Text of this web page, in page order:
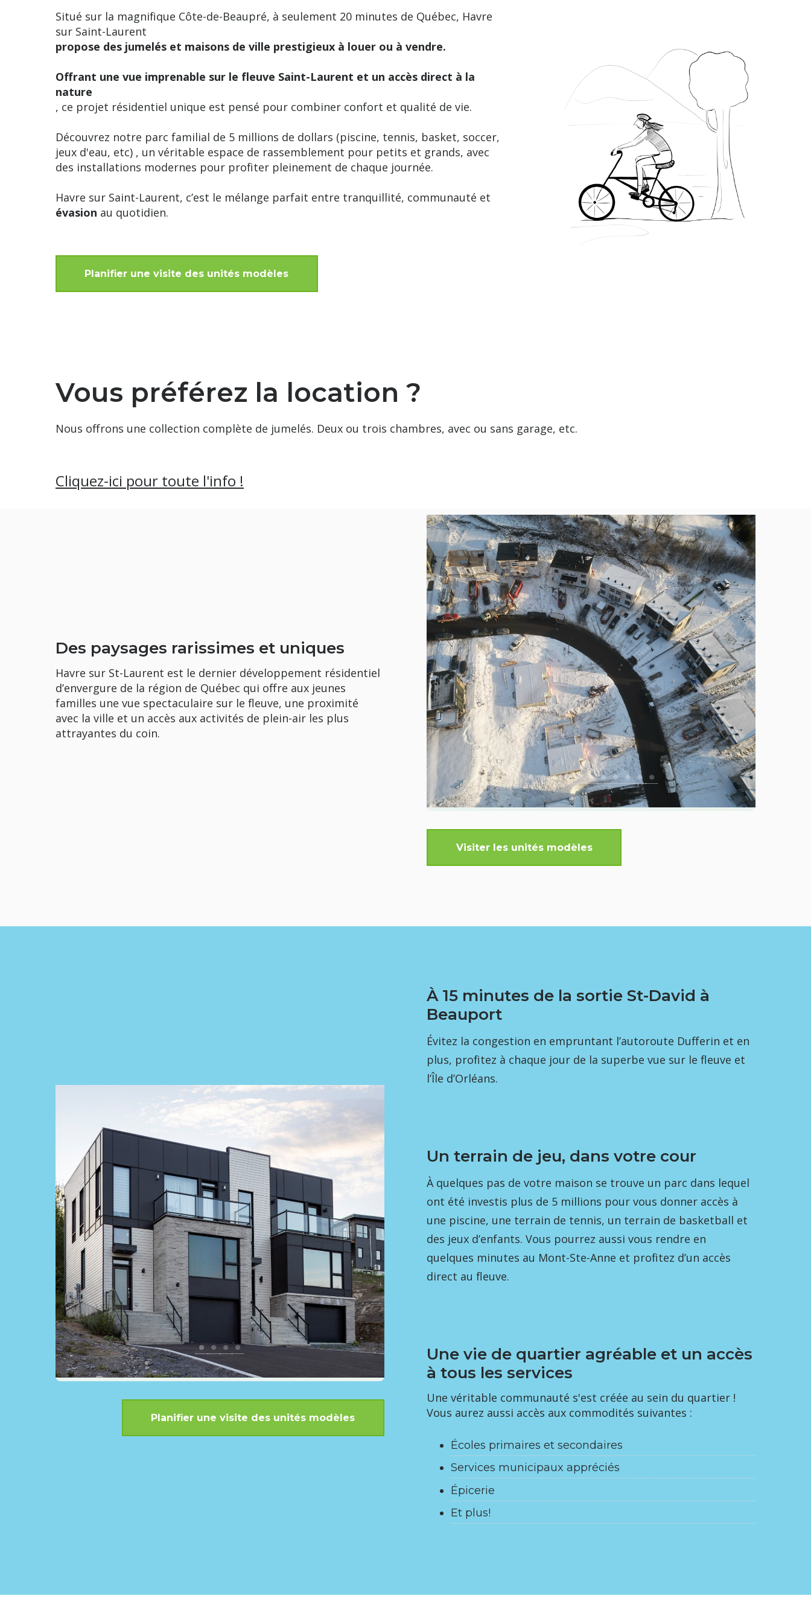
Situé sur la magnifique Côte-de-Beaupré, à seulement 20 minutes de Québec, Havre
sur Saint-Laurent
propose des jumelés et maisons de ville prestigieux à louer ou à vendre.
Offrant une vue imprenable sur le fleuve Saint-Laurent et un accès direct à la
nature
, ce projet résidentiel unique est pensé pour combiner confort et qualité de vie.
Découvrez notre parc familial de 5 millions de dollars (piscine, tennis, basket, soccer,
jeux d'eau, etc) , un véritable espace de rassemblement pour petits et grands, avec
des installations modernes pour profiter pleinement de chaque journée.
Havre sur Saint-Laurent, c’est le mélange parfait entre tranquillité, communauté et
évasion au quotidien.
Planifier une visite des unités modèles
Vous préférez la location ?
Nous offrons une collection complète de jumelés. Deux ou trois chambres, avec ou sans garage, etc.
Cliquez-ici pour toute l'info !
Des paysages rarissimes et uniques
Havre sur St-Laurent est le dernier développement résidentiel
d’envergure de la région de Québec qui offre aux jeunes
familles une vue spectaculaire sur le fleuve, une proximité
avec la ville et un accès aux activités de plein-air les plus
attrayantes du coin.
Visiter les unités modèles
Planifier une visite des unités modèles
À 15 minutes de la sortie St-David à
Beauport
Évitez la congestion en empruntant l’autoroute Dufferin et en
plus, profitez à chaque jour de la superbe vue sur le fleuve et
l’Île d’Orléans.
Un terrain de jeu, dans votre cour
À quelques pas de votre maison se trouve un parc dans lequel
ont été investis plus de 5 millions pour vous donner accès à
une piscine, une terrain de tennis, un terrain de basketball et
des jeux d’enfants. Vous pourrez aussi vous rendre en
quelques minutes au Mont-Ste-Anne et profitez d’un accès
direct au fleuve.
Une vie de quartier agréable et un accès
à tous les services
Une véritable communauté s'est créée au sein du quartier !
Vous aurez aussi accès aux commodités suivantes :
Écoles primaires et secondaires
Services municipaux appréciés
Épicerie
Et plus!